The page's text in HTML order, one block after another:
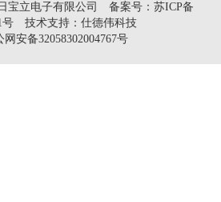
宝立电子有限公司
备案号：苏ICP备
号
技术支持：仕德伟科技
网安备32058302004767号